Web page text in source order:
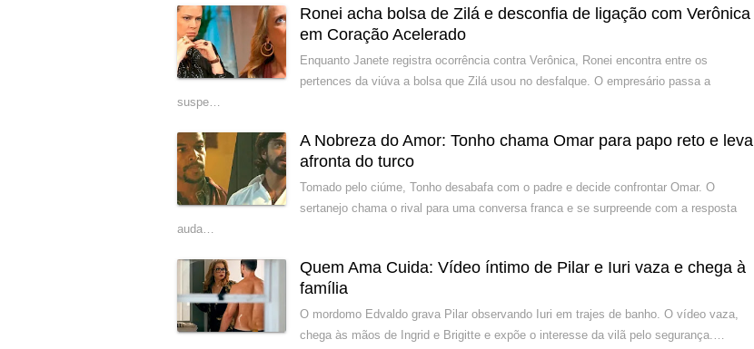
Ronei acha bolsa de Zilá e desconfia de ligação com Verônica
em Coração Acelerado
Enquanto Janete registra ocorrência contra Verônica, Ronei encontra entre os
pertences da viúva a bolsa que Zilá usou no desfalque. O empresário passa a
suspe…
A Nobreza do Amor: Tonho chama Omar para papo reto e leva
afronta do turco
Tomado pelo ciúme, Tonho desabafa com o padre e decide confrontar Omar. O
sertanejo chama o rival para uma conversa franca e se surpreende com a resposta
auda…
Quem Ama Cuida: Vídeo íntimo de Pilar e Iuri vaza e chega à
família
O mordomo Edvaldo grava Pilar observando Iuri em trajes de banho. O vídeo vaza,
chega às mãos de Ingrid e Brigitte e expõe o interesse da vilã pelo segurança.…